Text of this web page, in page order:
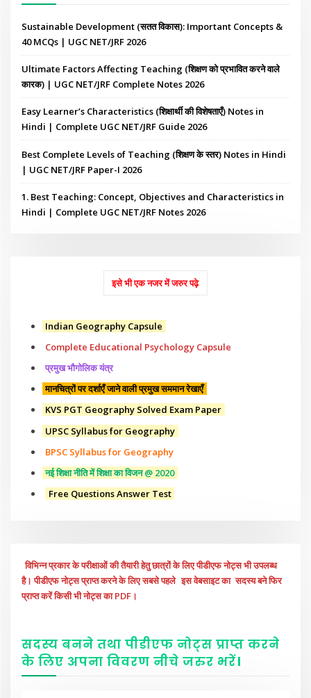
Sustainable Development (सतत विकास): Important Concepts &
40 MCQs | UGC NET/JRF 2026
Ultimate Factors Affecting Teaching (शिक्षण को प्रभावित करने वाले
कारक) | UGC NET/JRF Complete Notes 2026
Easy Learner’s Characteristics (शिक्षार्थी की विशेषताएँ) Notes in
Hindi | Complete UGC NET/JRF Guide 2026
Best Complete Levels of Teaching (शिक्षण के स्तर) Notes in Hindi
| UGC NET/JRF Paper-I 2026
1. Best Teaching: Concept, Objectives and Characteristics in
Hindi | Complete UGC NET/JRF Notes 2026
इसे भी एक नजर में जरुर पढ़े
Indian Geography Capsule
Complete Educational Psychology Capsule
प्रमुख भौगोलिक यंत्र
मानचित्रों पर दर्शाएँ जाने वाली प्रमुख सममान रेखाएँ
KVS PGT Geography Solved Exam Paper
UPSC Syllabus for Geography
BPSC Syllabus for Geography
नई शिक्षा नीति में शिक्षा का विजन @ 2020
Free Questions Answer Test
विभिन्न प्रकार के परीक्षाओं की तैयारी हेतु छात्रों के लिए पीडीएफ नोट्स भी उपलब्ध
है। पीडीएफ नोट्स प्राप्त करने के लिए सबसे पहले इस वेबसाइट का सदस्य बने फिर
प्राप्त करें किसी भी नोट्स का PDF।
सदस्य बनने तथा पीडीएफ नोट्स प्राप्त करने
के लिए अपना विवरण नीचेजरुर भरें।